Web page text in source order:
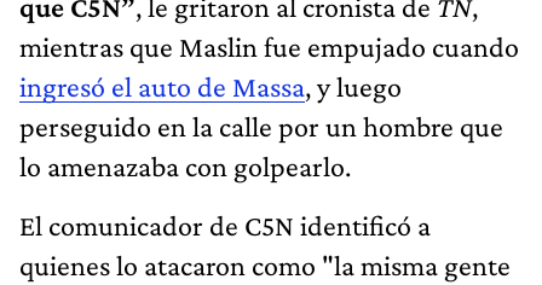
mientras que Maslin fue empujado cuando
ingresó el auto de Massa, y luego
perseguido en la calle por un hombre que
lo amenazaba con golpearlo.
El comunicador de C5N identificó a
quienes lo atacaron como "la misma gente